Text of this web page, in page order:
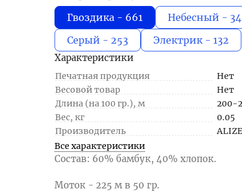
Гвоздика - 661
Небесный -
Серый - 253
Электрик - 132
Характеристики
Печатная продукция
Нет
Весовой товар
Нет
Длина (на 100 гр.), м
200-
Вес, кг
0.05
Производитель
ALIZE
Все характеристики
Состав: 60% бамбук, 40% хлопок.
Моток - 225 м в 50 гр.